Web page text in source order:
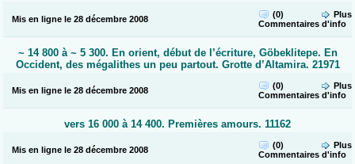
Mis en ligne le 28 décembre 2008
(0)
Commentaires
Plus
d'info
~ 14 800 à ~ 5 300. En orient, début de l’écriture, Göbeklitepe. En
Occident, des mégalithes un peu partout. Grotte d’Altamira. 21971
Mis en ligne le 28 décembre 2008
(0)
Commentaires
Plus
d'info
vers 16 000 à 14 400. Premières amours. 11162
Mis en ligne le 28 décembre 2008
(0)
Commentaires
Plus
d'info